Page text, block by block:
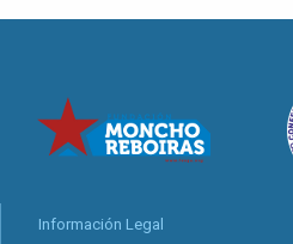
Información Legal